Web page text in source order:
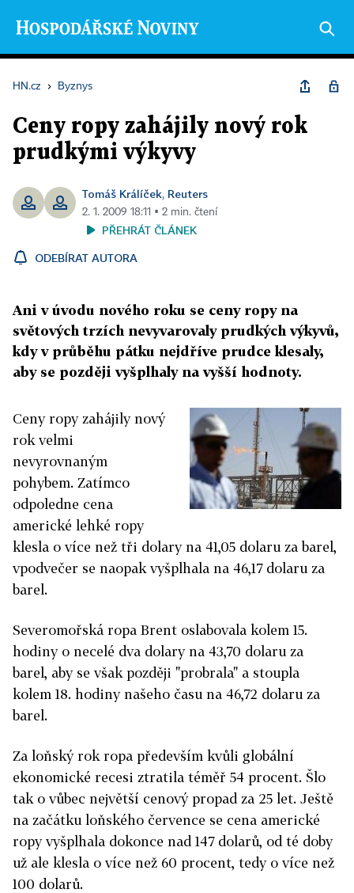
HN.cz › Byznys
Ceny ropy zahájily nový rok
prudkými výkyvy
Tomáš Králíček, Reuters
2. 1. 2009 18:11 ▪ 2 min. čtení
PŘEHRÁT ČLÁNEK
ODEBÍRAT AUTORA
Ani v úvodu nového roku se ceny ropy na
světových trzích nevyvarovaly prudkých výkyvů,
kdy v průběhu pátku nejdříve prudce klesaly,
aby se později vyšplhaly na vyšší hodnoty.
Ceny ropy zahájily nový
rok velmi
nevyrovnaným
pohybem. Zatímco
odpoledne cena
americké lehké ropy
klesla o více než tři dolary na 41,05 dolaru za barel,
vpodvečer se naopak vyšplhala na 46,17 dolaru za
barel.
Severomořská ropa Brent oslabovala kolem 15.
hodiny o necelé dva dolary na 43,70 dolaru za
barel, aby se však později "probrala" a stoupla
kolem 18. hodiny našeho času na 46,72 dolaru za
barel.
Za loňský rok ropa především kvůli globální
ekonomické recesi ztratila téměř 54 procent. Šlo
tak o vůbec největší cenový propad za 25 let. Ještě
na začátku loňského července se cena americké
ropy vyšplhala dokonce nad 147 dolarů, od té doby
už ale klesla o více než 60 procent, tedy o více než
100 dolarů.